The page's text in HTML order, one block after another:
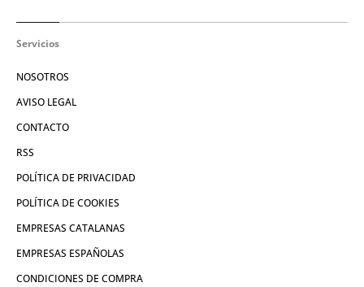
Servicios
NOSOTROS
AVISO LEGAL
CONTACTO
RSS
POLÍTICA DE PRIVACIDAD
POLÍTICA DE COOKIES
EMPRESAS CATALANAS
EMPRESAS ESPAÑOLAS
CONDICIONES DE COMPRA